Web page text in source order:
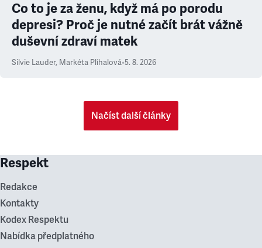
Co to je za ženu, když má po porodu
depresi? Proč je nutné začít brát vážně
duševní zdraví matek
Silvie Lauder, Markéta Plíhalová•5. 8. 2026
Načíst další články
Respekt
Redakce
Kontakty
Kodex Respektu
Nabídka předplatného